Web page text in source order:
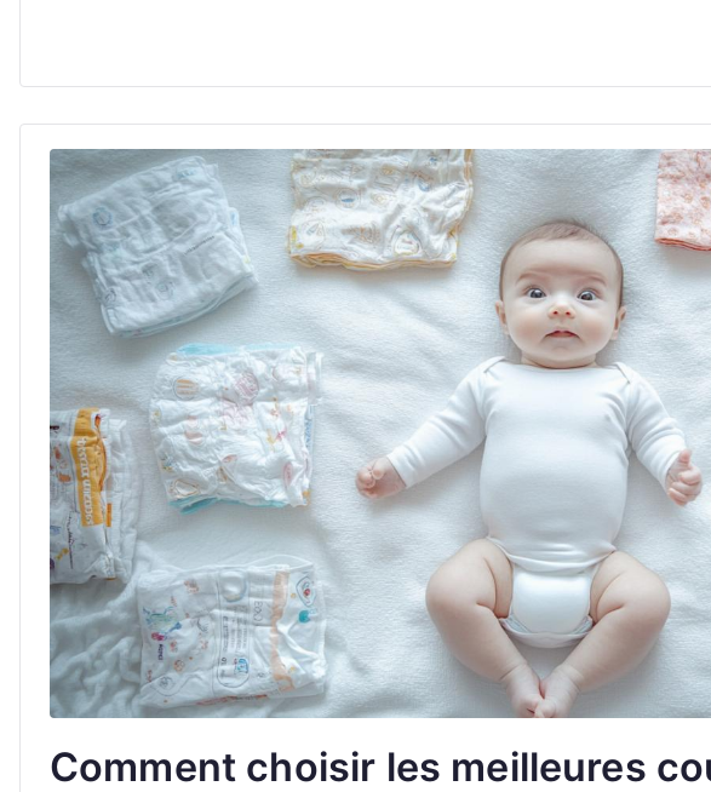
Comment choisir les meilleures